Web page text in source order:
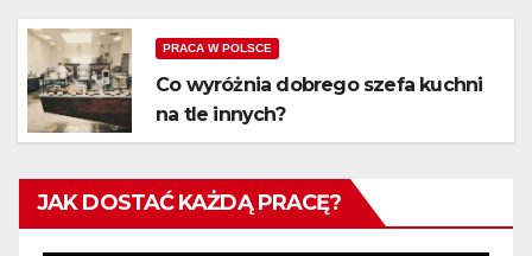
PRACA W POLSCE
Co wyróżnia dobrego szefa kuchni
na tle innych?
JAK DOSTAĆ KAŻDĄ PRACĘ?